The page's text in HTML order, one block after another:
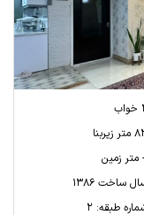
زیربنا
متر زمین
ساخت 1386
طبقه: 2